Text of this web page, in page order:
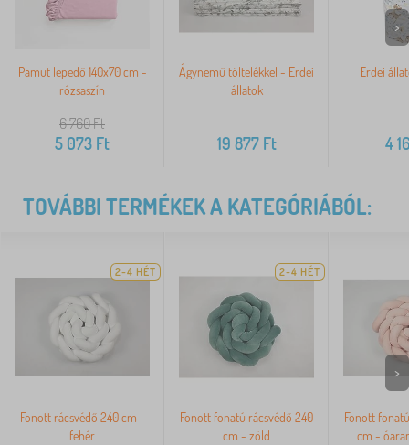
Pamut lepedő 140x70 cm -
rózsaszín
6 760Ft
5 073 Ft
Ágynemű töltelékkel - Erdei
állatok
19 877Ft
Erdei
4
>
TOVÁBBI TERMÉKEK A KATEGÓRIÁBÓL:
2-4 HÉT
Fonott rácsvédő 240 cm -
fehér
2-4 HÉT
Fonott fonatú rácsvédő 240
cm - zöld
Fonott
cm -
>